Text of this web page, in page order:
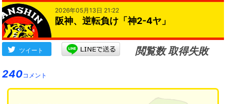
に逆転してもらったので、リ
ズム良く、その後投げられた
2026年05月13日 21:22
阪神、逆転負け「神2-4ヤ」
ツイート
閲覧数 取得失敗
240コメント